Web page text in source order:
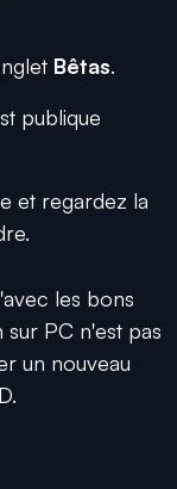
Bêtas.
publique
et regardez la
les bons
sur PC n'est pas
un nouveau